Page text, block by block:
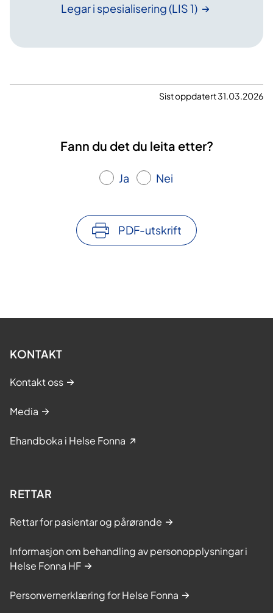
Legar i spesialisering (LIS1)
Sist oppdatert 31.03.2026
Fann du det du leita etter?
Ja Nei
PDF-utskrift
KONTAKT
Kontakt oss
Media
Ehandboka i Helse Fonna
RETTAR
Rettar for pasientar og pårørande
Informasjon om behandling av personopplysningar i
Helse Fonna HF
Personvernerklæring for Helse Fonna